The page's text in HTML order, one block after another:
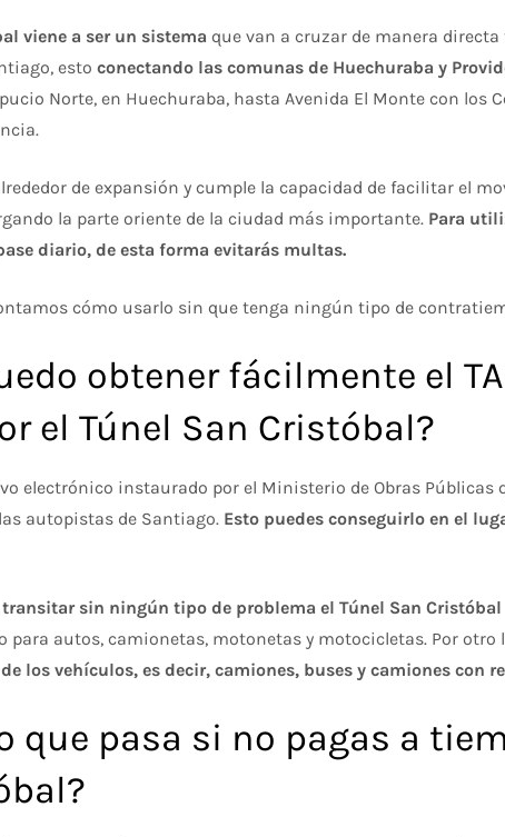
viene a ser un sistemaque van a cruzar de manera directa
estoconectando las comunas de Huechuraba y
Norte, en Huechuraba, hasta Avenida El Monte con los
de expansión y cumple la capacidad de facilitar el
la parte oriente de la ciudad más importante. Para
diario, de esta forma evitarás multas.
cómo usarlo sin que tenga ningún tipo de
obtener fácilmente el
el Túnel San Cristóbal?
electrónico instaurado por el Ministerio de Obras Públicas
autopistas de Santiago. Esto puedes conseguirlo en el
sin ningún tipo de problema el Túnel San Cristóbal
para autos, camionetas, motonetas y motocicletas. Por otro
los vehículos, es decir, camiones, buses y camiones con
que pasa si no pagas a